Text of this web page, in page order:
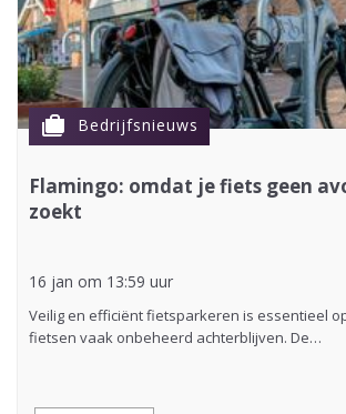
cases Bedrijfsnieuws
Flamingo: omdat je fiets geen
zoekt
16 jan om 13:59 uur
Veilig en efficiënt fietsparkeren is essentieel
fietsen vaak onbeheerd achterblijven. De…